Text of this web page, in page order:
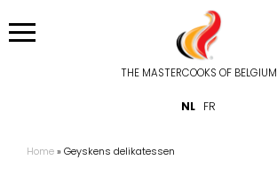
en
THE MASTERCOOKS OF BELGIUM
NL FR
Kruimelpad
Home Geyskens delikatessen